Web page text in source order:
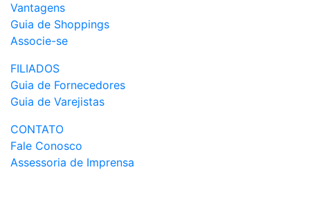
Vantagens
Guia de Shoppings
Associe-se
FILIADOS
Guia de Fornecedores
Guia de Varejistas
CONTATO
Fale Conosco
Assessoria de Imprensa